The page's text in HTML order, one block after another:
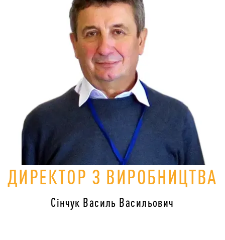
ДИРЕКТОР З ВИРОБНИЦТВА
Сінчук Василь Васильович